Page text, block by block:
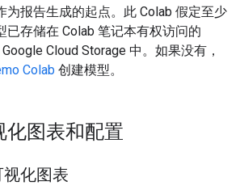
为报告生成的起点。此 Colab 假定至少
已存储在 Colab 笔记本有权访问的
Cloud Storage 中。如果没有，
Colab 创建模型。
图表和配置
化图表